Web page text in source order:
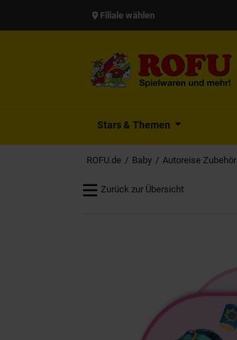
Filiale wählen
Stars & Themen
ROFU.de Baby Autoreise Zubehör
Zurück zur Übersicht